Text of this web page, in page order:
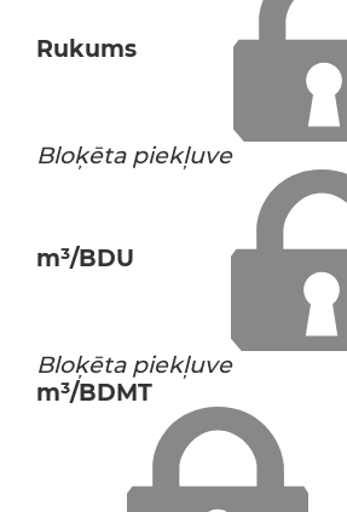
Rukums
Bloķēta piekļuve
m³/BDU
Bloķēta piekļuve
m³/BDMT